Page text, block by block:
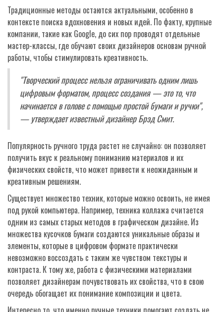
Традиционные методы остаются актуальными, особенно в
контексте поиска вдохновения и новых идей. По факту, крупные
компании, такие как Google, до сих пор проводят отдельные
мастер-классы, где обучают своих дизайнеров основам ручной
работы, чтобы стимулировать креативность.
"Творческий процесс нельзя ограничивать одним лишь
цифровым форматом, процесс создания — это то, что
начинается в голове с помощью простой бумаги и ручки",
— утверждает известный дизайнер Брэд Смит.
Популярность ручного труда растет не случайно: он позволяет
получить вкус к реальному пониманию материалов и их
физических свойств, что может привести к неожиданным и
креативным решениям.
Существует множество техник, которые можно освоить, не имея
под рукой компьютера. Например, техника коллажа считается
одним из самых старых методов в графическом дизайне. Из
множества кусочков бумаги создаются уникальные образы и
элементы, которые в цифровом формате практически
невозможно воссоздать с таким же чувством текстуры и
контраста. К тому же, работа с физическими материалами
позволяет дизайнерам почувствовать их свойства, что в свою
очередь обогащает их понимание композиции и цвета.